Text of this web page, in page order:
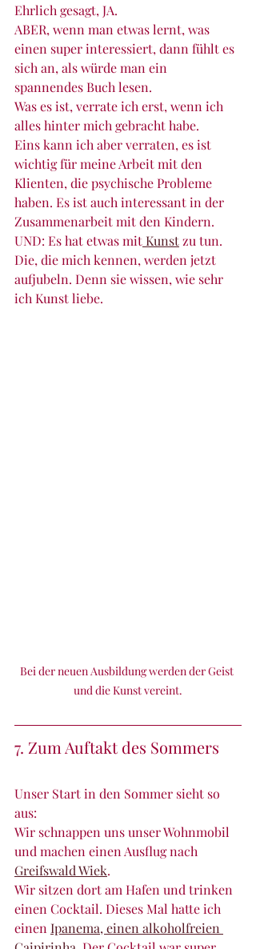
Ehrlich gesagt, JA.
ABER, wenn man etwas lernt, was
einen super interessiert, dann fühlt es
sich an, als würde man ein
spannendes Buch lesen.
Was es ist, verrate ich erst, wenn ich
alles hinter mich gebracht habe.
Eins kann ich aber verraten, es ist
wichtig für meine Arbeit mit den
Klienten, die psychische Probleme
haben. Es ist auch interessant in der
Zusammenarbeit mit den Kindern.
UND: Es hat etwas mit Kunst zu tun.
Die, die mich kennen, werden jetzt
aufjubeln. Denn sie wissen, wie sehr
ich Kunst liebe.
Bei der neuen Ausbildung werden der Geist
und die Kunst vereint.
7. Zum Auftakt des Sommers
Unser Start in den Sommer sieht so
aus:
Wir schnappen uns unser Wohnmobil
und machen einen Ausflug nach
Greifswald Wiek.
Wir sitzen dort am Hafen und trinken
einen Cocktail. Dieses Mal hatte ich
einen Ipanema, einen alkoholfreien